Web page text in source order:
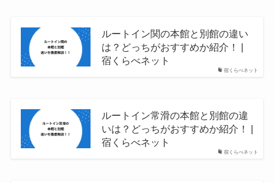
宿くらべネット
ルートイン関の本館と別館の違い
は？どっちがおすすめか紹介！ |
宿くらべネット
宿くらべネット
ルートイン常滑の本館と別館の違
いは？どっちがおすすめか紹介！ |
宿くらべネット